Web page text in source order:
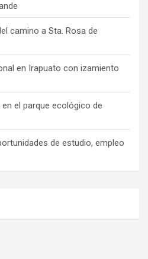
camino a Sta. Rosa de
en Irapuato con izamiento
el parque ecológico de
de estudio, empleo